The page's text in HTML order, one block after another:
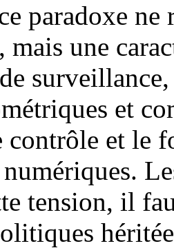
paradoxe
mais une
et
contrôle et le
tension, il